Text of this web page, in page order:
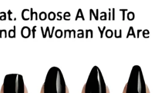
da vrati ono što je ranije uzimao
sada vi gledate drugačijim očima.
iz nostalgije.